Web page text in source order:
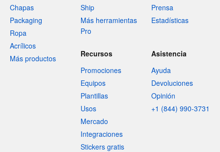
Chapas
Packaging
Ropa
Acrílicos
Más productos
Ship
Más herramientas
Pro
Prensa
Estadísticas
Recursos
Promociones
Equipos
Plantillas
Usos
Mercado
Integraciones
Stickers gratis
Asistencia
Ayuda
Devoluciones
Opinión
+1 (844) 990-3731